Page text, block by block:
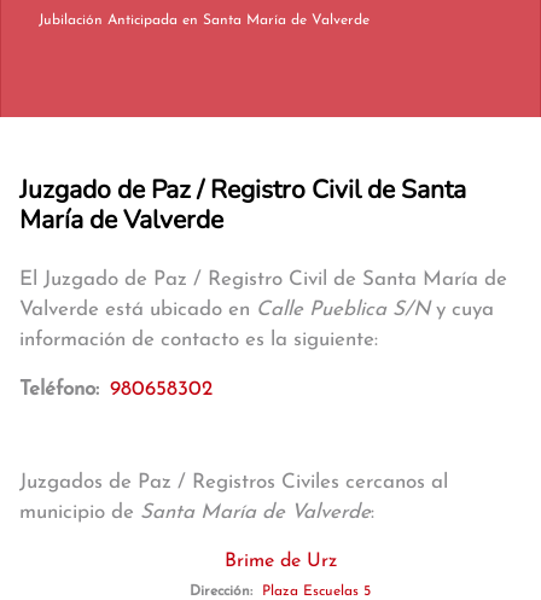
Jubilación Anticipada en Santa María de Valverde
Juzgado de Paz / Registro Civil de Santa
María de Valverde
El Juzgado de Paz / Registro Civil de Santa María de
Valverde está ubicado en Calle Pueblica S/Ny cuya
información de contacto es la siguiente:
Teléfono: 980658302
Juzgados de Paz / Registros Civiles cercanos al
municipio de Santa María de Valverde:
Brime de Urz
Dirección:
Plaza Escuelas 5